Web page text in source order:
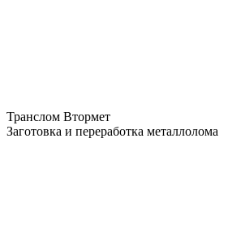
Транслом Втормет
Заготовка и переработка металлолома